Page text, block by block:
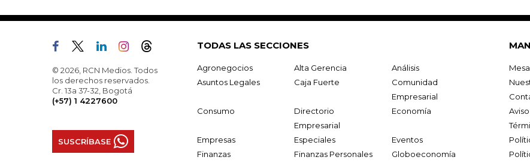
© 2026, RCN Medios. Todos
los derechos reservados.
Cr. 13a 37-32, Bogotá
(+57) 1 4227600
SUSCRÍBASE
TODAS LAS SECCIONES
Agronegocios Alta Gerencia
Análisis
Asuntos Legales
Caja Fuerte
Comunidad
Empresarial
Consumo
Directorio
Empresarial
Economía
Empresas Especiales
Eventos
Finanzas
Finanzas Personales
Globoeconomía